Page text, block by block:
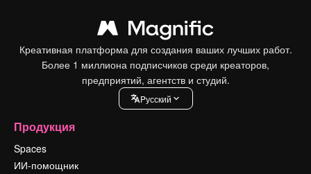
Креативная платформа для создания ваших лучших работ.
Более 1 миллиона подписчиков среди креаторов,
предприятий, агентств и студий.
Pусский
Продукция
Spaces
ИИ-помощник